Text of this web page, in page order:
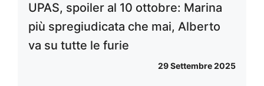
UPAS, spoiler al 10 ottobre: Marina
più spregiudicata che mai, Alberto
va su tutte le furie
29 Settembre 2025